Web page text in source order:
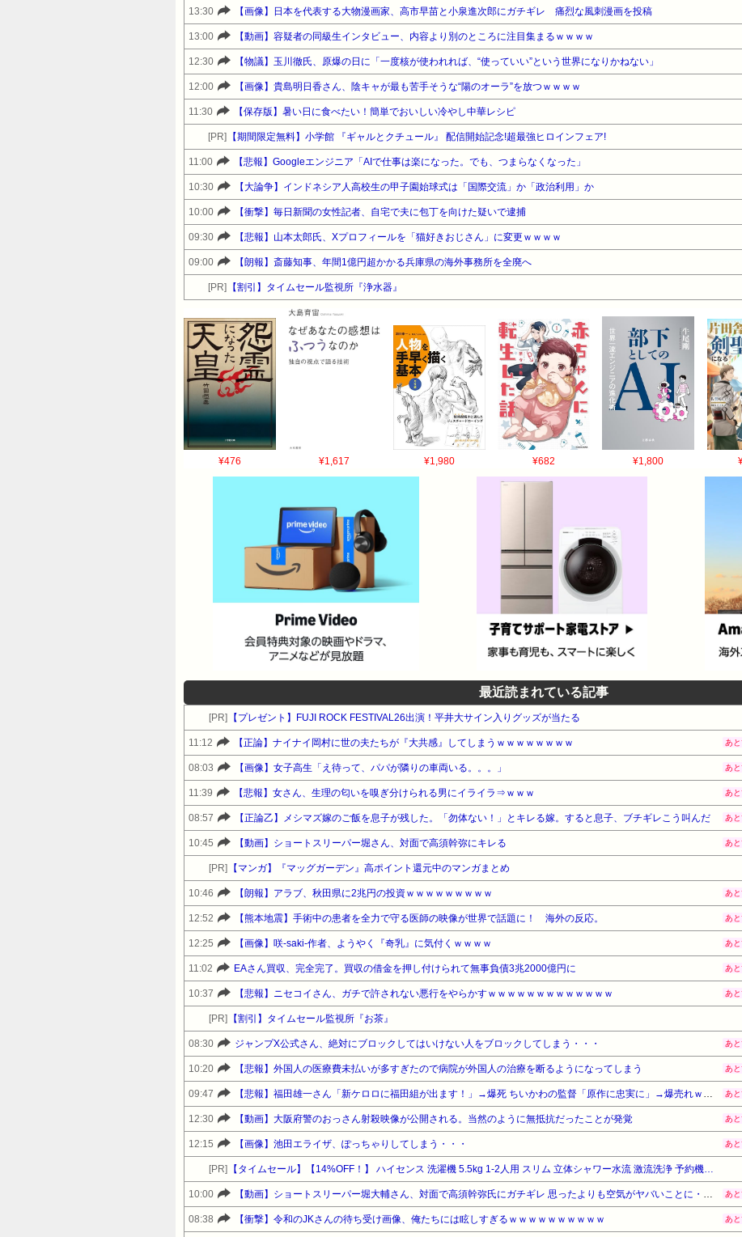
13:30 【画像】日本を代表する大物漫画家、高市早苗と小泉進次郎にガチギレ 痛烈な風刺漫画を投稿
13:00 【動画】容疑者の同級生インタビュー、内容より別のところに注目集まるｗｗｗｗ
12:30 【物議】玉川徹氏、原爆の日に「一度核が使われれば、“使っていい”という世界になりかねない」
12:00 【画像】貴島明日香さん、陰キャが最も苦手そうな“陽のオーラ”を放つｗｗｗｗ
11:30 【保存版】暑い日に食べたい！簡単でおいしい冷やし中華レシピ
[PR] 【期間限定無料】小学館 『ギャルとクチュール』 配信開始記念!超最強ヒロインフェア!
11:00 【悲報】Googleエンジニア「AIで仕事は楽になった。でも、つまらなくなった」
10:30 【大論争】インドネシア人高校生の甲子園始球式は「国際交流」か「政治利用」か
10:00 【衝撃】毎日新聞の女性記者、自宅で夫に包丁を向けた疑いで逮捕
09:30 【悲報】山本太郎氏、Xプロフィールを「猫好きおじさん」に変更ｗｗｗｗ
09:00 【朗報】斎藤知事、年間1億円超かかる兵庫県の海外事務所を全廃へ
[PR] 【割引】タイムセール監視所『浄水器』
¥476 ¥1,617 ¥1,980 ¥682 ¥1,800
最近読まれている記事
[PR] 【プレゼント】FUJI ROCK FESTIVAL26出演！平井大サイン入りグッズが当たる
11:12 【正論】ナイナイ岡村に世の夫たちが『大共感』してしまうｗｗｗｗｗｗｗｗ あ
08:03 【画像】女子高生「え待って、パパが隣りの車両いる。。。」 あ
11:39 【悲報】女さん、生理の匂いを嗅ぎ分けられる男にイライラ⇒ｗｗｗ あ
08:57 【正論乙】メシマズ嫁のご飯を息子が残した。「勿体ない！」とキレる嫁。すると息子、ブチギレこう叫んだ あ
10:45 【動画】ショートスリーパー堀さん、対面で高須幹弥にキレる あ
[PR] 【マンガ】『マッグガーデン』高ポイント還元中のマンガまとめ
10:46 【朗報】アラブ、秋田県に2兆円の投資ｗｗｗｗｗｗｗｗｗ あ
12:52 【熊本地震】手術中の患者を全力で守る医師の映像が世界で話題に！ 海外の反応。 あ
12:25 【画像】咲-saki-作者、ようやく『奇乳』に気付くｗｗｗｗ あ
11:02 EAさん買収、完全完了。買収の借金を押し付けられて無事負債3兆2000億円に あ
10:37 【悲報】ニセコイさん、ガチで許されない悪行をやらかすｗｗｗｗｗｗｗｗｗｗｗｗｗ あ
[PR] 【割引】タイムセール監視所『お茶』
08:30 ジャンプX公式さん、絶対にブロックしてはいけない人をブロックしてしまう・・・ あ
10:20 【悲報】外国人の医療費未払いが多すぎたので病院が外国人の治療を断るようになってしまう あ
09:47 【悲報】福田雄一さん「新ケロロに福田組が出ます！」→爆死 ちいかわの監督「原作に忠実に」→爆売れｗｗｗｗｗｗｗｗｗｗ あ
12:30 【動画】大阪府警のおっさん射殺映像が公開される。当然のように無抵抗だったことが発覚 あ
12:15 【画像】池田エライザ、ぽっちゃりしてしまう・・・ あ
[PR] 【タイムセール】【14%OFF！】 ハイセンス 洗濯機 5.5kg 1-2人用 スリム 立体シャワー水流 激流洗浄 予約機能 風乾燥 部屋干し 多彩コース 簡単操作 真下排水 一人暮らし HW-K55L
10:00 【動画】ショートスリーパー堀大輔さん、対面で高須幹弥氏にガチギレ 思ったよりも空気がヤバいことに・・・ あ
08:38 【衝撃】令和のJKさんの待ち受け画像、俺たちには眩しすぎるｗｗｗｗｗｗｗｗｗｗ あ